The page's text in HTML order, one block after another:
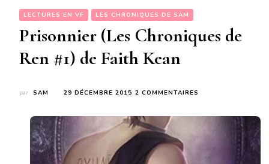
LECTURES EN VF LES CHRONIQUES DE SAM
Prisonnier (Les Chroniques de
Ren #1) de Faith Kean
par SAM 29 DÉCEMBRE 2015 2 COMMENTAIRES
CHRONIQUES